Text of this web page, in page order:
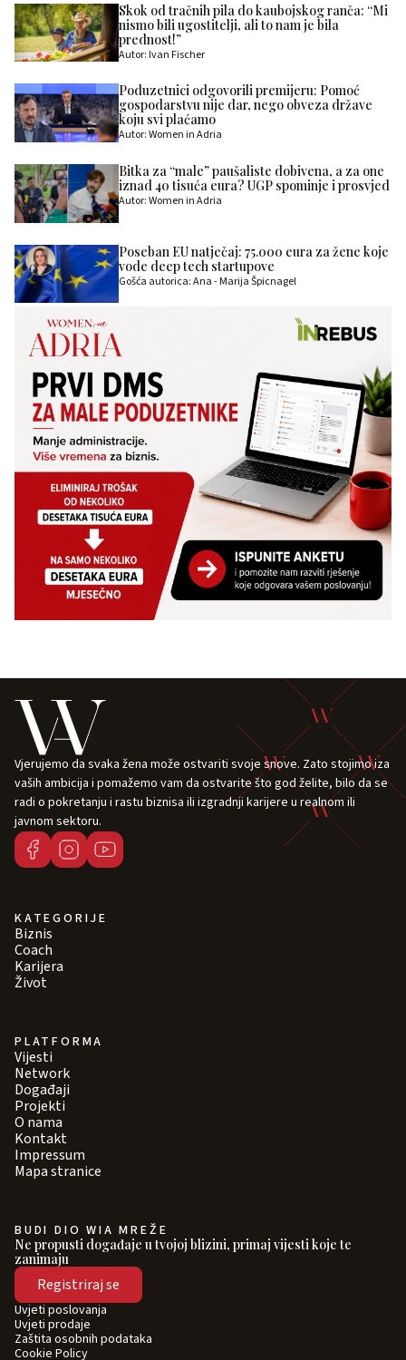
Skok od tračnih pila do kaubojskog ranča: “Mi
nismo bili ugostitelji, ali to nam je bila
prednost!”
Autor: Ivan Fischer
Poduzetnici odgovorili premijeru: Pomoć
gospodarstvu nije dar, nego obveza države
koju svi plaćamo
Autor: Women in Adria
Bitka za “male” paušaliste dobivena, a za one
iznad 40 tisuća eura? UGP spominje i prosvjed
Autor: Women in Adria
Poseban EU natječaj: 75.000 eura za žene koje
vode deep tech startupove
Gošća autorica: Ana - Marija Špicnagel
Vjerujemo da svaka žena može ostvariti svoje snove. Zato stojimo iza
vaših ambicija i pomažemo vam da ostvarite što god želite, bilo da se
radi o pokretanju i rastu biznisa ili izgradnji karijere u realnom ili
javnom sektoru.
KATEGORIJE
Biznis
Coach
Karijera
Život
PLATFORMA
Vijesti
Network
Događaji
Projekti
O nama
Kontakt
Impressum
Mapa stranice
BUDI DIO WIA MREŽE
Ne propusti događaje u tvojoj blizini, primaj vijesti koje te
zanimaju
Registriraj se
Uvjeti poslovanja
Uvjeti prodaje
Zaštita osobnih podataka
Cookie Policy